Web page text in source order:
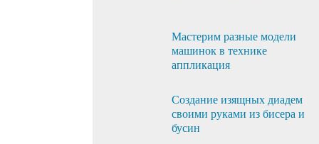
Мастерим разные модели
машинок в технике
аппликация
Создание изящных диадем
своими руками из бисера и
бусин